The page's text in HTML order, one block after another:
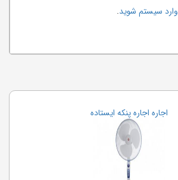
وارد سیستم شوید.
اجاره اجاره پنکه ایستاده